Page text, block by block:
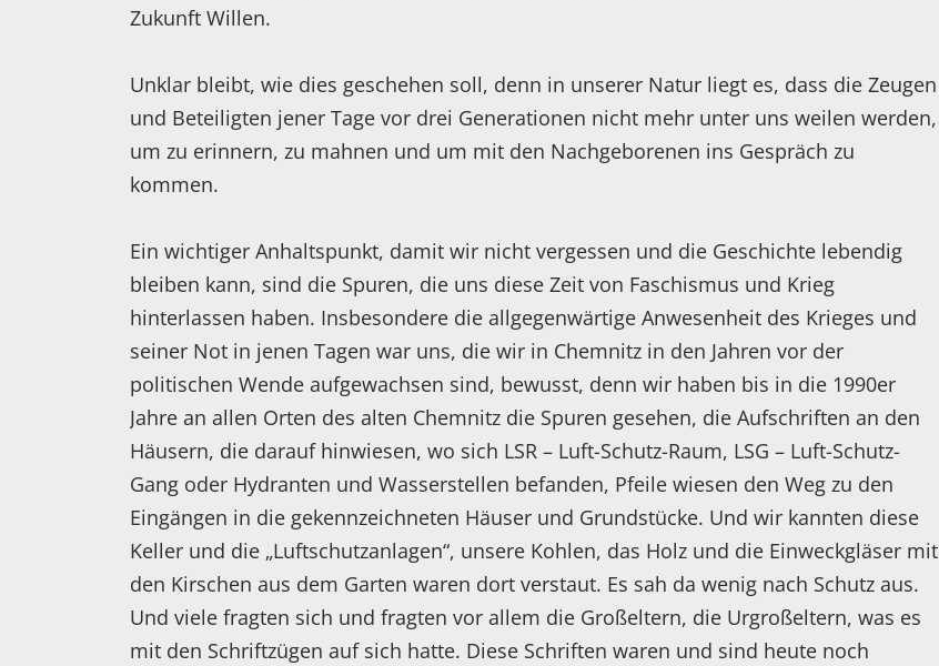
Zukunft Willen.
Unklar bleibt, wie dies geschehen soll, denn in unserer Natur liegt es, dass die Zeugen
und Beteiligten jener Tage vor drei Generationen nicht mehr unter uns weilen werden,
um zu erinnern, zu mahnen und um mit den Nachgeborenen ins Gespräch zu
kommen.
Ein wichtiger Anhaltspunkt, damit wir nicht vergessen und die Geschichte lebendig
bleiben kann, sind die Spuren, die uns diese Zeit von Faschismus und Krieg
hinterlassen haben. Insbesondere die allgegenwärtige Anwesenheit des Krieges und
seiner Not in jenen Tagen war uns, die wir in Chemnitz in den Jahren vor der
politischen Wende aufgewachsen sind, bewusst, denn wir haben bis in die 1990er
Jahre an allen Orten des alten Chemnitz die Spuren gesehen, die Aufschriften an den
Häusern, die darauf hinwiesen, wo sich LSR – Luft-Schutz-Raum, LSG – Luft-Schutz-
Gang oder Hydranten und Wasserstellen befanden, Pfeile wiesen den Weg zu den
Eingängen in die gekennzeichneten Häuser und Grundstücke. Und wir kannten diese
Keller und die „Luftschutzanlagen“, unsere Kohlen, das Holz und die Einweckgläser mit
den Kirschen aus dem Garten waren dort verstaut. Es sah da wenig nach Schutz aus.
Und viele fragten sich und fragten vor allem die Großeltern, die Urgroßeltern, was es
mit den Schriftzügen auf sich hatte. Diese Schriften waren und sind heute noch